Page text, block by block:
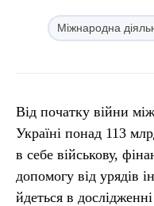
Міжнародна
Від початку війни
Україні понад 113
в себе військову,
допомогу від урядів
йдеться в дослідженні